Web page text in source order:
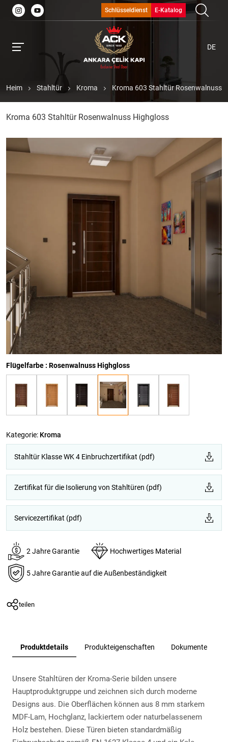
Schlüsseldienst E-Katalog
DE
Heim Stahltür Kroma Kroma 603 Stahltür Rosenwalnuss
Kroma 603 Stahltür Rosenwalnuss Highgloss
Flügelfarbe : Rosenwalnuss Highgloss
Kategorie: Kroma
Stahltür Klasse WK 4 Einbruchzertifikat (pdf)
Zertifikat für die Isolierung von Stahltüren (pdf)
Servicezertifikat (pdf)
2 Jahre Garantie Hochwertiges Material
5 Jahre Garantie auf die Außenbeständigkeit
teilen
Produktdetails Produkteigenschaften Dokumente
Unsere Stahltüren der Kroma-Serie bilden unsere
Hauptproduktgruppe und zeichnen sich durch moderne
Designs aus. Die Oberflächen können aus 8 mm starkem
MDF-Lam, Hochglanz, lackiertem oder naturbelassenem
Holz bestehen. Diese Türen bieten standardmäßig